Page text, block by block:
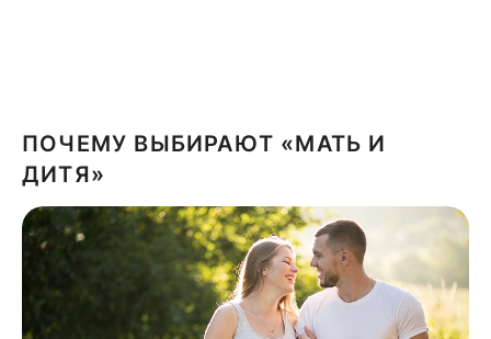
ПОЧЕМУ ВЫБИРАЮТ «МАТЬ И
ДИТЯ»